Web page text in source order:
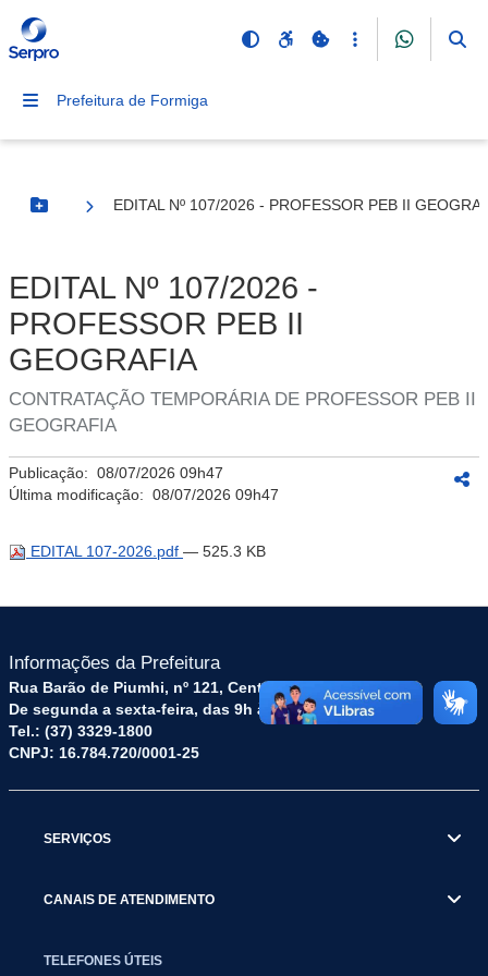
Prefeitura de Formiga
Botão Menu
EDITAL Nº 107/2026 - PROFESSOR PEB II
EDITAL Nº 107/2026 -
PROFESSOR PEB II
GEOGRAFIA
CONTRATAÇÃO TEMPORÁRIA DE PROFESSOR PEB II
GEOGRAFIA
Publicação: 08/07/2026 09h47
Última modificação: 08/07/2026 09h47
EDITAL 107-2026.pdf — 525.3 KB
Informações da Prefeitura
Rua Barão de Piumhi, nº 121, Centro – CEP: 35570-128
De segunda a sexta-feira, das 9h às 16h
Tel.: (37) 3329-1800
CNPJ: 16.784.720/0001-25
SERVIÇOS
CANAIS DE ATENDIMENTO
TELEFONES ÚTEIS